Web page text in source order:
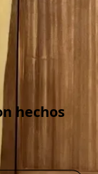
hechos